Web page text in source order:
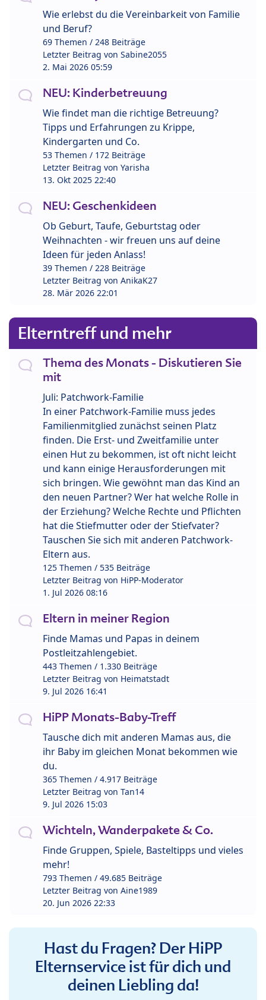
Wie erlebst du die Vereinbarkeit von Familie
und Beruf?
69 Themen / 248 Beiträge
Letzter Beitrag von Sabine2055
2. Mai 2026 05:59
NEU: Kinderbetreuung
Wie findet man die richtige Betreuung?
Tipps und Erfahrungen zu Krippe,
Kindergarten und Co.
53 Themen / 172 Beiträge
Letzter Beitrag von Yarisha
13. Okt 2025 22:40
NEU: Geschenkideen
Ob Geburt, Taufe, Geburtstag oder
Weihnachten - wir freuen uns auf deine
Ideen für jeden Anlass!
39 Themen / 228 Beiträge
Letzter Beitrag von AnikaK27
28. Mär 2026 22:01
Elterntreff und mehr
Thema des Monats - Diskutieren Sie
mit
Juli: Patchwork-Familie
In einer Patchwork-Familie muss jedes
Familienmitglied zunächst seinen Platz
finden. Die Erst- und Zweitfamilie unter
einen Hut zu bekommen, ist oft nicht leicht
und kann einige Herausforderungen mit
sich bringen. Wie gewöhnt man das Kind an
den neuen Partner? Wer hat welche Rolle in
der Erziehung? Welche Rechte und Pflichten
hat die Stiefmutter oder der Stiefvater?
Tauschen Sie sich mit anderen Patchwork-
Eltern aus.
125 Themen / 535 Beiträge
Letzter Beitrag von HiPP-Moderator
1. Jul 2026 08:16
Eltern in meiner Region
Finde Mamas und Papas in deinem
Postleitzahlengebiet.
443 Themen / 1.330 Beiträge
Letzter Beitrag von Heimatstadt
9. Jul 2026 16:41
HiPP Monats-Baby-Treff
Tausche dich mit anderen Mamas aus, die
ihr Baby im gleichen Monat bekommen wie
du.
365 Themen / 4.917 Beiträge
Letzter Beitrag von Tan14
9. Jul 2026 15:03
Wichteln, Wanderpakete & Co.
Finde Gruppen, Spiele, Basteltipps und vieles
mehr!
793 Themen / 49.685 Beiträge
Letzter Beitrag von Aine1989
20. Jun 2026 22:33
Hast du Fragen? Der HiPP
Elternservice ist für dich und
deinen Liebling da!